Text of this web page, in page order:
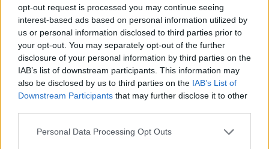
opt-out request is processed you may continue seeing
interest-based ads based on personal information utilized by
us or personal information disclosed to third parties prior to
your opt-out. You may separately opt-out of the further
disclosure of your personal information by third parties on the
IAB’s list of downstream participants. This information may
also be disclosed by us to third parties on the IAB’s List of
Downstream Participants that may further disclose it to other
Personal Data Processing Opt Outs